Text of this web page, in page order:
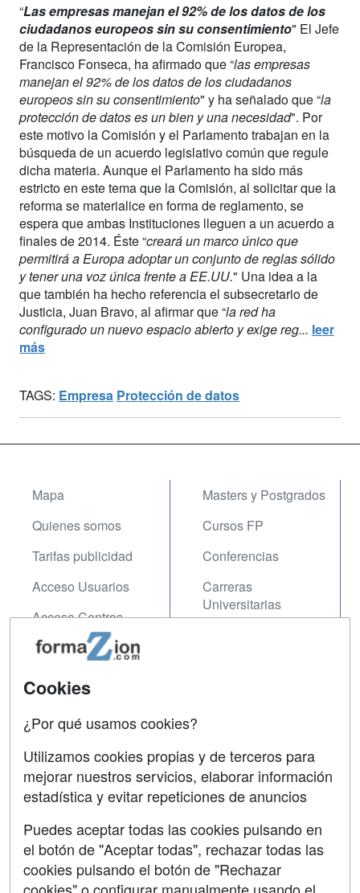
“Las empresas manejan el 92% de los datos de los
ciudadanos europeos sin su consentimiento" El Jefe
de la Representación de la Comisión Europea,
Francisco Fonseca, ha afirmado que “las empresas
manejan el 92% de los datos de los ciudadanos
europeos sin su consentimiento" y ha señalado que “la
protección de datos es un bien y una necesidad". Por
este motivo la Comisión y el Parlamento trabajan en la
búsqueda de un acuerdo legislativo común que regule
dicha materia. Aunque el Parlamento ha sido más
estricto en este tema que la Comisión, al solicitar que la
reforma se materialice en forma de reglamento, se
espera que ambas Instituciones lleguen a un acuerdo a
finales de 2014. Éste “creará un marco único que
permitirá a Europa adoptar un conjunto de reglas sólido
y tener una voz única frente a EE.UU." Una idea a la
que también ha hecho referencia el subsecretario de
Justicia, Juan Bravo, al afirmar que “la red ha
configurado un nuevo espacio abierto y exige reg... leer
más
TAGS: Empresa Protección de datos
Mapa
Quienes somos
Tarifas publicidad
Acceso Usuarios
Acceso Centros
Masters y Postgrados
Cursos FP
Conferencias
Carreras
Universitarias
Contactar
Copyleft
Grupo formazion:
Cookies
¿Por qué usamos cookies?
Utilizamos cookies propias y de terceros para
mejorar nuestros servicios, elaborar información
estadística y evitar repeticiones de anuncios
Puedes aceptar todas las cookies pulsando en
el botón de "Aceptar todas", rechazar todas las
cookies pulsando el botón de "Rechazar